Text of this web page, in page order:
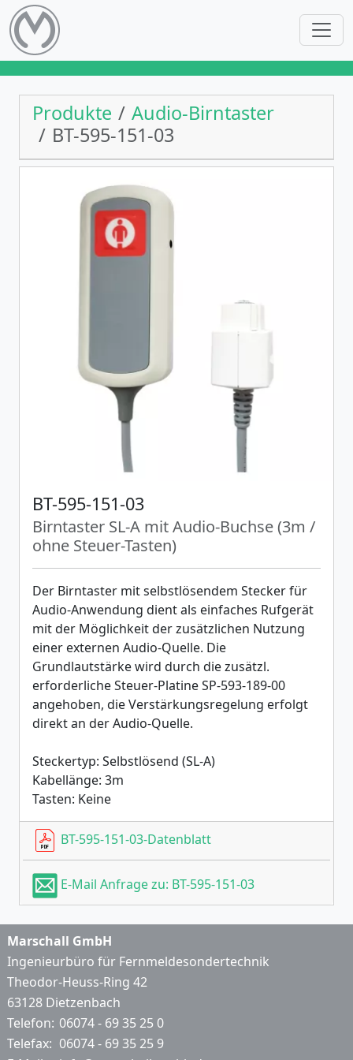
Produkte
Audio-Birntaster
BT-595-151-03
BT-595-151-03
Birntaster SL-A mit Audio-Buchse (3m /
ohne Steuer-Tasten)
Der Birntaster mit selbstlösendem Stecker für
Audio-Anwendung dient als einfaches Rufgerät
mit der Möglichkeit der zusätzlichen Nutzung
einer externen Audio-Quelle. Die
Grundlautstärke wird durch die zusätzl.
erforderliche Steuer-Platine SP-593-189-00
angehoben, die Verstärkungsregelung erfolgt
direkt an der Audio-Quelle.
Steckertyp: Selbstlösend (SL-A)
Kabellänge: 3m
Tasten: Keine
BT-595-151-03-Datenblatt
E-Mail Anfrage zu: BT-595-151-03
Marschall GmbH
Ingenieurbüro für Fernmeldesondertechnik
Theodor-Heuss-Ring 42
63128 Dietzenbach
Telefon: 06074 - 69 35 25 0
Telefax: 06074 - 69 35 25 9